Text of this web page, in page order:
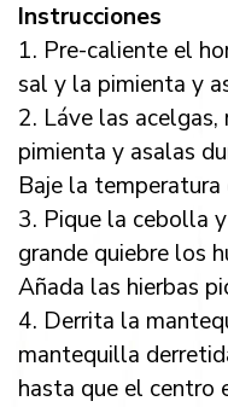
Instrucciones
1. Pre-caliente el
sal y la pimienta y
2. Láve las
pimienta y asalas
Baje la
3. Pique la cebolla
grande quiebre los
Añada las hierbas
4. Derrita la
mantequilla
hasta que el centro